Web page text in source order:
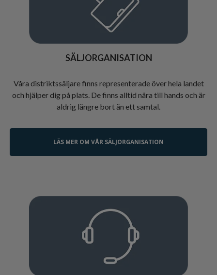
SÄLJORGANISATION
Våra distriktssäljare finns representerade över hela landet
och hjälper dig på plats. De finns alltid nära till hands och är
aldrig längre bort än ett samtal.
LÄS MER OM VÅR SÄLJORGANISATION